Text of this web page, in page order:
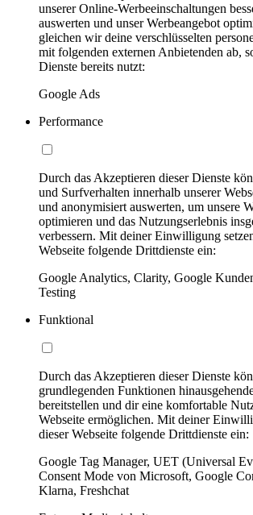
unserer Online-Werbeeinschaltungen
auswerten und unser Werbeangebot
gleichen wir deine verschlüsselten
mit folgenden externen Anbietenden ab,
Dienste bereits nutzt:
Google Ads
Performance
Durch das Akzeptieren dieser Dienste
und Surfverhalten innerhalb unserer
und anonymisiert auswerten, um unsere
optimieren und das Nutzungserlebnis
verbessern. Mit deiner Einwilligung
Webseite folgende Drittdienste ein:
Google Analytics, Clarity, Google
Testing
Funktional
Durch das Akzeptieren dieser Dienste
grundlegenden Funktionen
bereitstellen und dir eine komfortable
Webseite ermöglichen. Mit deiner
dieser Webseite folgende Drittdienste ein:
Google Tag Manager, UET (Universal
Consent Mode von Microsoft, Google
Klarna, Freshchat